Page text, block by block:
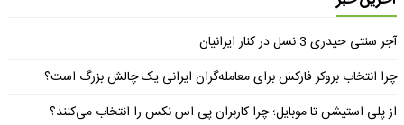
آجر سنتی حیدری 3 نسل در کنار ایرانیان
چرا انتخاب بروکر فارکس برای معامله‌گران ایرانی یک چالش بزرگ است؟
از پلی استیشن تا موبایل؛ چرا کاربران پی اس نکس را انتخاب می‌کنند؟